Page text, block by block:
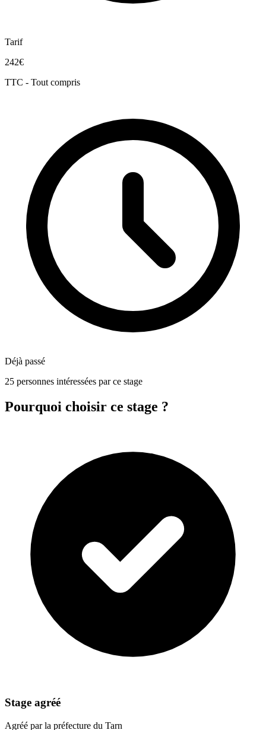
Tarif
242€
TTC - Tout compris
Déjà passé
25 personnes intéressées par ce stage
Pourquoi choisir ce stage ?
Stage agréé
Agréé par la préfecture du Tarn